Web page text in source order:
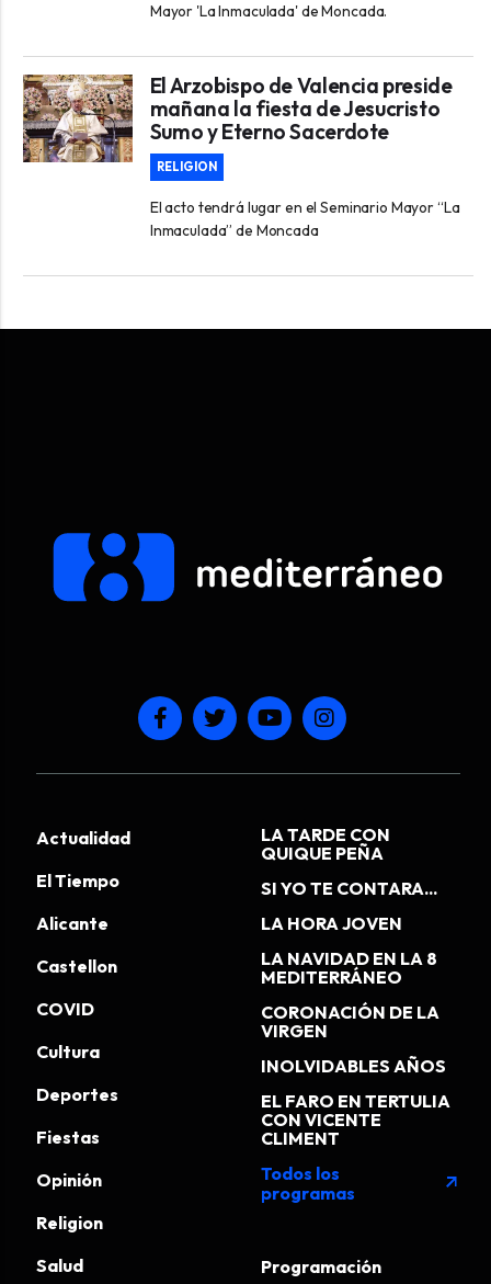
Mayor 'La Inmaculada' de Moncada.
El Arzobispo de Valencia preside
mañana la fiesta de Jesucristo
Sumo y Eterno Sacerdote
RELIGION
El acto tendrá lugar en el Seminario Mayor “La
Inmaculada” de Moncada
Actualidad
El Tiempo
Alicante
Castellon
COVID
Cultura
Deportes
Fiestas
Opinión
Religion
Salud
LA TARDE CON
QUIQUE PEÑA
SI YO TE CONTARA...
LA HORA JOVEN
LA NAVIDAD EN LA 8
MEDITERRÁNEO
CORONACIÓN DE LA
VIRGEN
INOLVIDABLES AÑOS
EL FARO EN TERTULIA
CON VICENTE
CLIMENT
Todos los
programas
arrow_outward
Programación